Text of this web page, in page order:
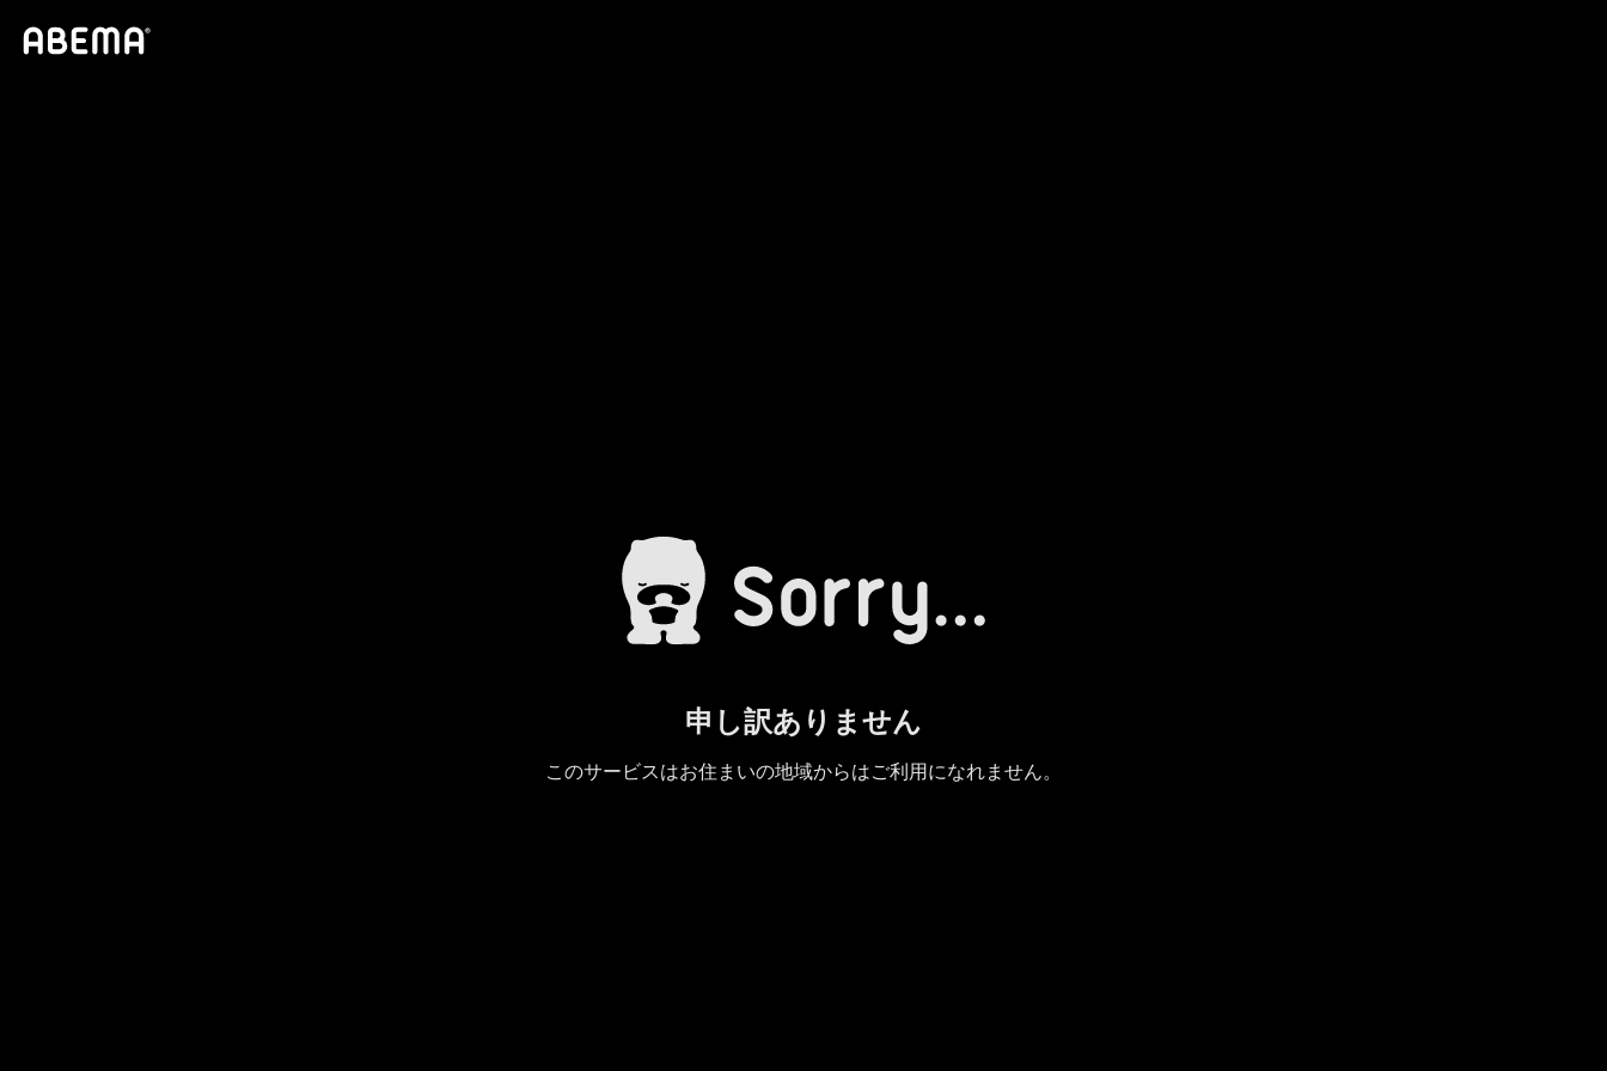
申し訳ありません
このサービスはお住まいの地域からはご利用になれません。